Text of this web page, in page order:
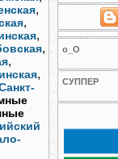
,
,
,
,
,
,
о_O
СУППЕР